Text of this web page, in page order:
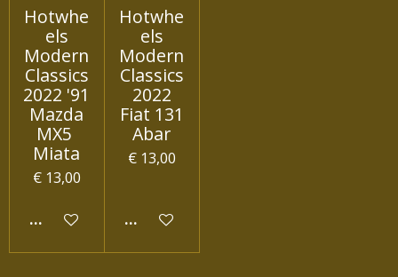
Hotwhe
els
Modern
Classics
2022 '91
Mazda
MX5
Miata
€ 13,00
IN WINKELWAGEN
Hotwhe
els
Modern
Classics
2022
Fiat 131
Abar
€ 13,00
IN WINKELWAGEN